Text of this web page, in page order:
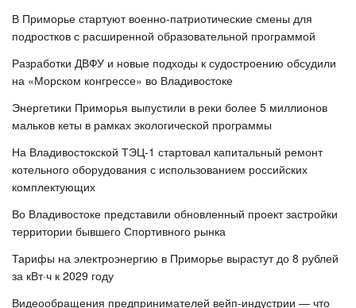
В Приморье стартуют военно-патриотические смены для
подростков с расширенной образовательной программой
Разработки ДВФУ и новые подходы к судостроению обсудили
на «Морском конгрессе» во Владивостоке
Энергетики Приморья выпустили в реки более 5 миллионов
мальков кеты в рамках экологической программы
На Владивостокской ТЭЦ-1 стартовал капитальный ремонт
котельного оборудования с использованием российских
комплектующих
Во Владивостоке представили обновленный проект застройки
территории бывшего Спортивного рынка
Тарифы на электроэнергию в Приморье вырастут до 8 рублей
за кВт·ч к 2029 году
Видеообращения предпринимателей вейп-индустрии — что